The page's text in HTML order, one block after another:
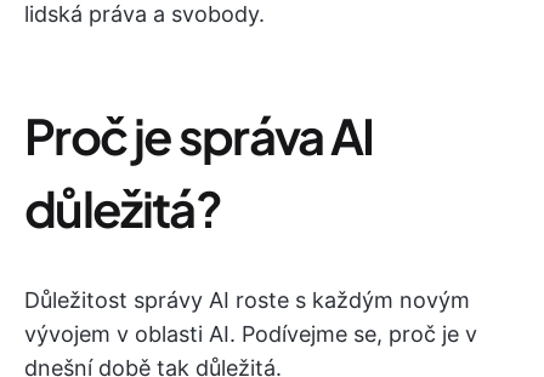
lidská práva a svobody.
Proč je správa AI
důležitá?
Důležitost správy AI roste s každým novým
vývojem v oblasti AI. Podívejme se, proč je v
dnešní době tak důležitá.